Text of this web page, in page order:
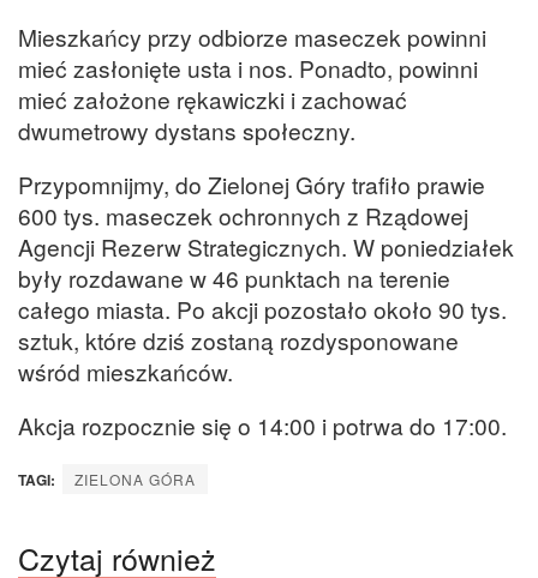
Mieszkańcy przy odbiorze maseczek powinni
mieć zasłonięte usta i nos. Ponadto, powinni
mieć założone rękawiczki i zachować
dwumetrowy dystans społeczny.
Przypomnijmy, do Zielonej Góry trafiło prawie
600 tys. maseczek ochronnych z Rządowej
Agencji Rezerw Strategicznych. W poniedziałek
były rozdawane w 46 punktach na terenie
całego miasta. Po akcji pozostało około 90 tys.
sztuk, które dziś zostaną rozdysponowane
wśród mieszkańców.
Akcja rozpocznie się o 14:00 i potrwa do 17:00.
TAGI: ZIELONA GÓRA
Czytaj również